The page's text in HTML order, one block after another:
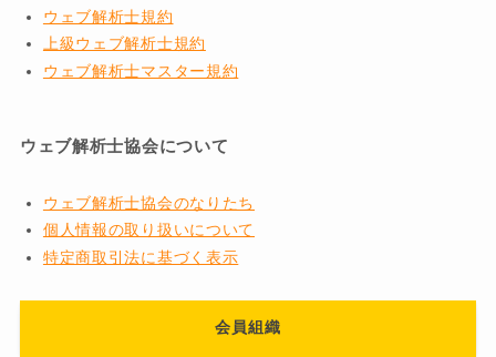
ウェブ解析士規約
上級ウェブ解析士規約
ウェブ解析士マスター規約
ウェブ解析士協会について
ウェブ解析士協会のなりたち
個人情報の取り扱いについて
特定商取引法に基づく表示
会員組織